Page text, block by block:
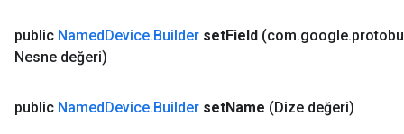
public NamedDevice.Builder setField (com.google.
Nesne değeri)
public NamedDevice.Builder setName (Dize değeri)